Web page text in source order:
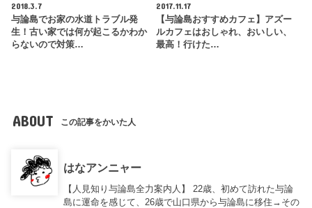
2018.3.7
与論島でお家の水道トラブル発
生！古い家では何が起こるかわか
らないので対策…
2017.11.17
【与論島おすすめカフェ】アズー
ルカフェはおしゃれ、おいしい、
最高！行けた…
ABOUT この記事をかいた人
はなアンニャー
【人見知り与論島全力案内人】 22歳、初めて訪れた与論
島に運命を感じて、26歳で山口県から与論島に移住→その